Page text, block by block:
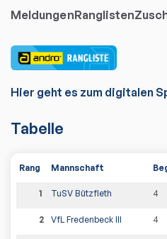
MeldungenRanglisten
Hier geht es zum digitalen
Tabelle
Rang Mannschaft
1 TuSV Bützfleth 4
2 VfL Fredenbeck III 4